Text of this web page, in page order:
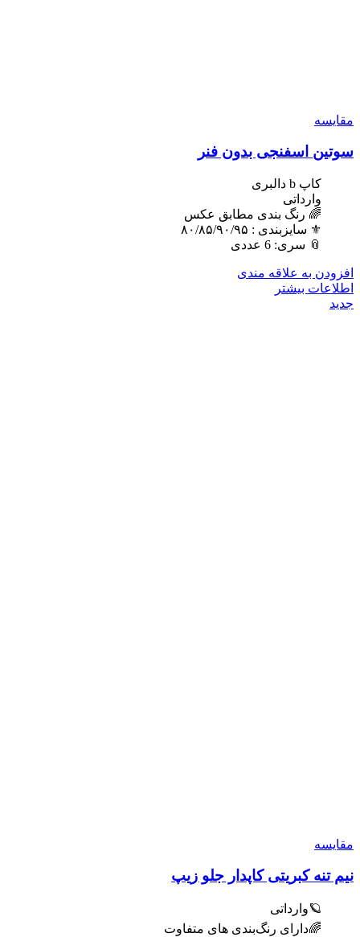
مقایسه
سوتین اسفنجی بدون فنر
کاپ b دالبری
وارداتی
🌈 رنگ بندی مطابق عکس
⚜️ سایزبندی : ٨٠/٨۵/٩٠/٩۵
📎 سری: 6 عددی
افزودن به علاقه مندی
اطلاعات بیشتر
جدید
مقایسه
نیم تنه کبریتی کاپدار جلو زیپ
🪐وارداتی
🌈دارای رنگ‌بندی های متفاوت